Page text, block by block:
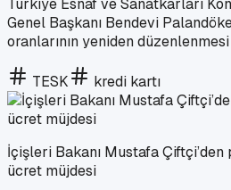
Türkiye Esnaf ve Sanatkarları
Genel Başkanı Bendevi
oranlarının yeniden
TESK kredi kartı
İçişleri Bakanı Mustafa
ücret müjdesi